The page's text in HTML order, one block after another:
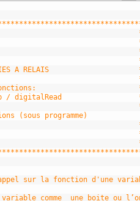
A RELAIS
/ digitalRead
(sous programme)
sur la fonction d'une
comme  une boite ou